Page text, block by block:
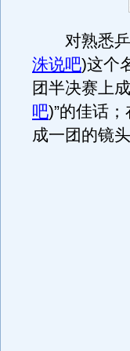
对熟悉乒
洙说吧)这个
团半决赛上
吧)”的佳话
成一团的镜